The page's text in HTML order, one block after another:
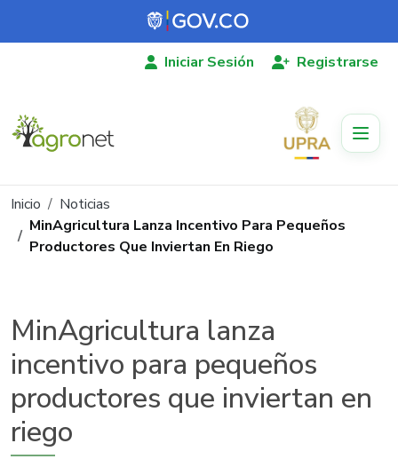
Pasar al contenido principal
Iniciar Sesión Registrarse
Ruta de navegación
Inicio
Noticias
MinAgricultura Lanza Incentivo Para Pequeños
Productores Que Inviertan En Riego
MinAgricultura lanza
incentivo para pequeños
productores que inviertan en
riego